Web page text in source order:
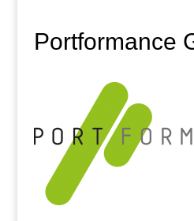
Portformance